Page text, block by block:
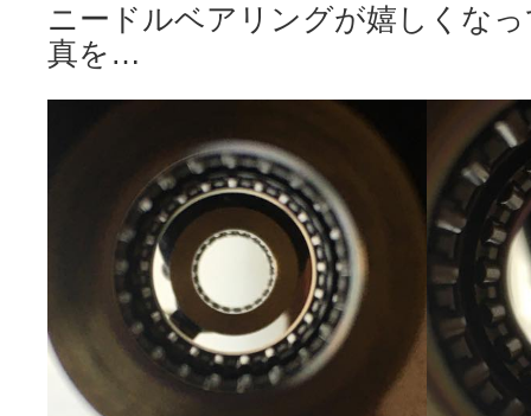
ニードルベアリングが嬉しくな
真を…